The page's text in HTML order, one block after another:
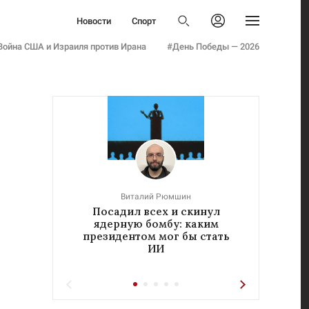
Новости
Спорт
Бизнес
Армия
Наука
Семья и дети
Авто
Стиль
США и Израиля против Ирана #День Победы — 2026
Бизнес
Культура
Технологии
Авто
Стиль
Фото
Инфографика
Виталий Рюмшин
Посадил всех и скинул
ядерную бомбу: каким
президентом мог бы стать
ИИ